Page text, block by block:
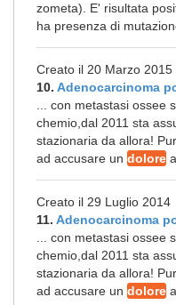
zometa). E' risultata
ha presenza di
Creato il 20 Marzo 2015
10. Adenocarcinoma
... con metastasi ossee
chemio,dal 2011 sta
stazionaria da allora!
ad accusare un dolore
Creato il 29 Luglio 2014
11. Adenocarcinoma
... con metastasi ossee
chemio,dal 2011 sta
stazionaria da allora!
ad accusare un dolore